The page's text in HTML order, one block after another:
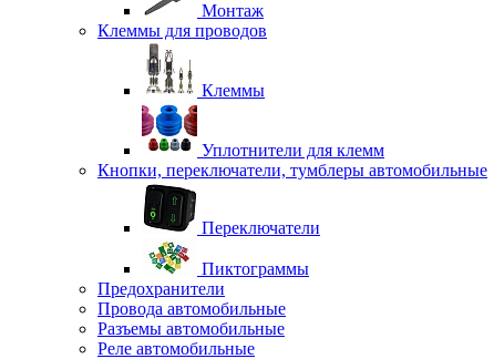
Монтаж
Клеммы для проводов
Клеммы
Уплотнители для клемм
Кнопки, переключатели, тумблеры автомобильные
Переключатели
Пиктограммы
Предохранители
Провода автомобильные
Разъемы автомобильные
Реле автомобильные